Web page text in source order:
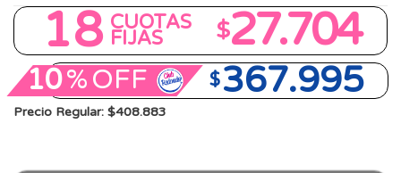
18 CUOTAS
FIJAS $27.704
10%OFF $367.995
Precio Regular: $408.883